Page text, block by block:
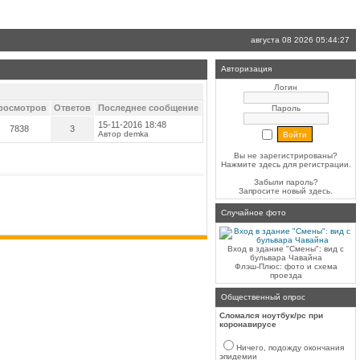
августа 08 2026 05:44:27
Ответов Последнее сообщение
7838 3 15-11-2016 18:48
Автор demka
Авторизация
Логин
Пароль
Вы не зарегистрированы?
Нажмите здесьдля регистрации.
Забыли пароль?
Запросите новый здесь.
Случайное фото
Вход в здание "Смены": вид с
бульвара Чавайна
Флэш-Плюс: фото и схема
проезда
Общественный опрос
Сломался ноутбук/pc при
коронавирусе
Ничего, подожду окончания
эпидемии